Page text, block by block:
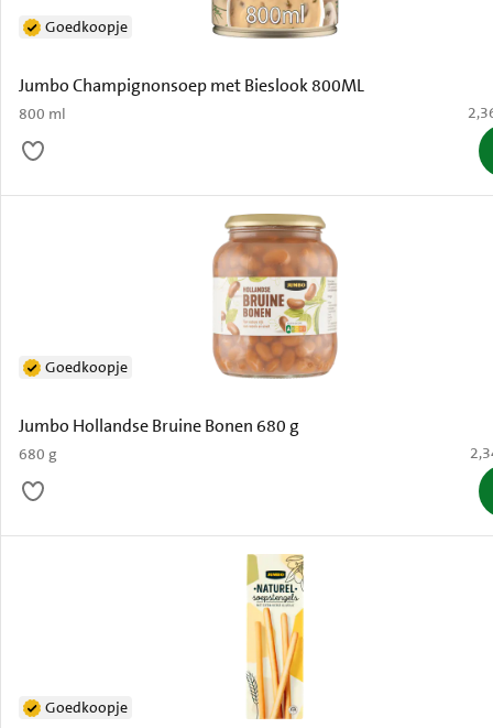
Jumbo Champignonsoep met Bieslook 800ML
800 ml
Goedkoopje
€
Jumbo Hollandse Bruine Bonen 680 g
680 g
Goedkoopje
€
Goedkoopje